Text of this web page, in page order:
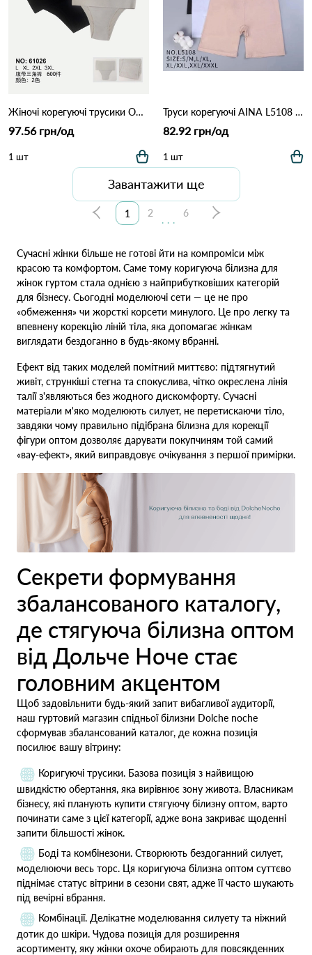
Жіночі корегуючі трусики OUNO 61026 13с Різні кольори
97.56 грн/од
1 шт
Труси корегуючі AINA L5108 (11В) Різні кольори
82.92 грн/од
1 шт
Завантажити ще
1 2
...
6
Сучасні жінки більше не готові йти на компроміси між
красою та комфортом. Саме тому коригуюча білизна для
жінок гуртом стала однією з найприбутковіших категорій
для бізнесу. Сьогодні моделюючі сети — це не про
«обмеження» чи жорсткі корсети минулого. Це про легку та
впевнену корекцію ліній тіла, яка допомагає жінкам
виглядати бездоганно в будь-якому вбранні.
Ефект від таких моделей помітний миттєво: підтягнутий
живіт, стрункіші стегна та спокуслива, чітко окреслена лінія
талії з'являються без жодного дискомфорту. Сучасні
матеріали м'яко моделюють силует, не перетискаючи тіло,
завдяки чому правильно підібрана білизна для корекції
фігури оптом дозволяє дарувати покупчиням той самий
«вау-ефект», який виправдовує очікування з першої примірки.
Секрети формування
збалансованого каталогу,
де стягуюча білизна оптом
від Дольче Ноче стає
головним акцентом
Щоб задовільнити будь-який запит вибагливої аудиторії,
наш гуртовий магазин спідньої білизни Dolche noche
сформував збалансований каталог, де кожна позиція
посилює вашу вітрину:
Коригуючі трусики. Базова позиція з найвищою
швидкістю обертання, яка вирівнює зону живота. Власникам
бізнесу, які планують купити стягуючу білизну оптом, варто
починати саме з цієї категорії, адже вона закриває щоденні
запити більшості жінок.
Боді та комбінезони. Створюють бездоганний силует,
моделюючи весь торс. Ця коригуюча білизна оптом суттєво
піднімає статус вітрини в сезони свят, адже її часто шукають
під вечірні вбрання.
Комбінації. Делікатне моделювання силуету та ніжний
дотик до шкіри. Чудова позиція для розширення
асортименту, яку жінки охоче обирають для повсякденних